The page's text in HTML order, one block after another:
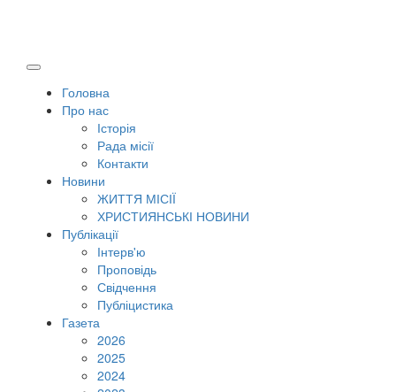
Головна
Про нас
Історія
Рада місії
Контакти
Новини
ЖИТТЯ МІСІЇ
ХРИСТИЯНСЬКІ НОВИНИ
Публікації
Інтерв'ю
Проповідь
Свідчення
Публіцистика
Газета
2026
2025
2024